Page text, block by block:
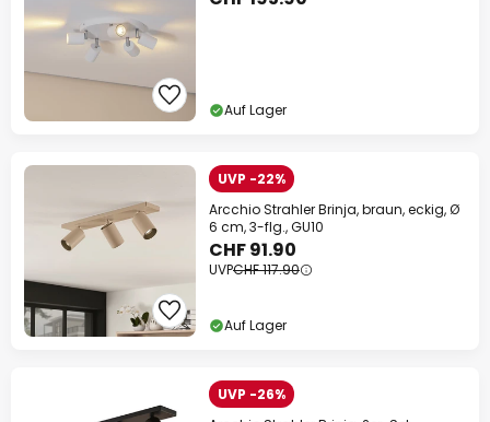
Auf Lager
UVP -22%
Arcchio Strahler Brinja, braun, eckig, Ø
6 cm, 3-flg., GU10
CHF 91.90
UVPCHF 117.90
Auf Lager
UVP -26%